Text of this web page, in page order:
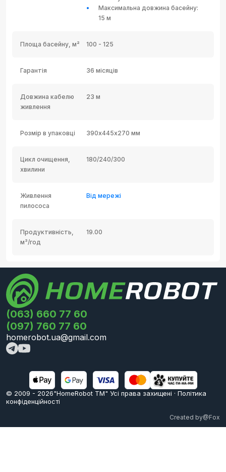
Максимальна довжина басейну:
15 м
Площа басейну, м² 100 - 125
Гарантія 36 місяців
Довжина кабелю
живлення
23 м
Розмір в упаковці 390х445х270 мм
Цикл очищення,
хвилини
180/240/300
Живлення
пилососа
Від мережі
Продуктивність,
м³/год
19.00
(063) 660 77 60
(097) 760 77 60
homerobot.ua@gmail.com
© 2009 - 2026"HomeRobot ТМ" Усi права захищені · Політика
конфіденційності
Created by@Fox